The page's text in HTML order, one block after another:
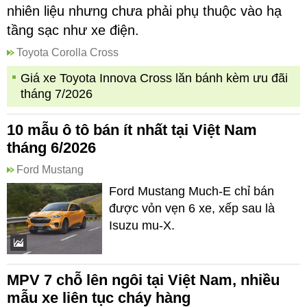
nhiên liệu nhưng chưa phải phụ thuộc vào hạ
tầng sạc như xe điện.
Toyota Corolla Cross
Giá xe Toyota Innova Cross lăn bánh kèm ưu đãi
tháng 7/2026
10 mẫu ô tô bán ít nhất tại Việt Nam
tháng 6/2026
Ford Mustang
Ford Mustang Much-E chỉ bán
được vỏn vẹn 6 xe, xếp sau là
Isuzu mu-X.
MPV 7 chỗ lên ngôi tại Việt Nam, nhiều
mẫu xe liên tục cháy hàng